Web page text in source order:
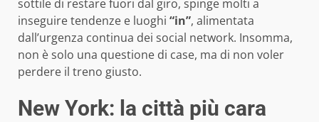
sottile di restare fuori dal giro, spinge molti a
inseguire tendenze e luoghi “in”, alimentata
dall’urgenza continua dei social network. Insomma,
non è solo una questione di case, ma di non voler
perdere il treno giusto.
New York: la città più cara